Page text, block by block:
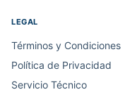
LEGAL
Términos y Condiciones
Política de Privacidad
Servicio Técnico